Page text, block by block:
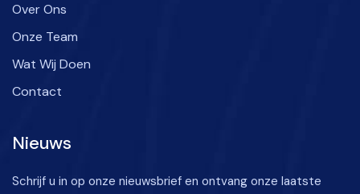
Over Ons
Onze Team
Wat Wij Doen
Contact
Nieuws
Schrijf u in op onze nieuwsbrief en ontvang onze laatste